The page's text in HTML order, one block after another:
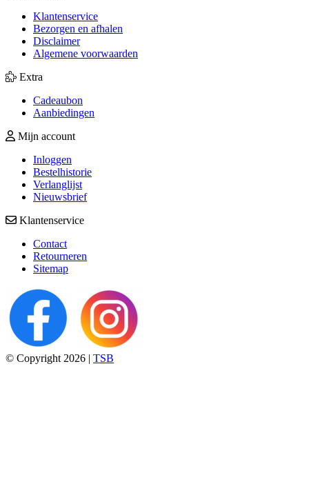
Klantenservice
Bezorgen en afhalen
Disclaimer
Algemene voorwaarden
Extra
Cadeaubon
Aanbiedingen
Mijn account
Inloggen
Bestelhistorie
Verlanglijst
Nieuwsbrief
Klantenservice
Contact
Retourneren
Sitemap
© Copyright 2026 | TSB